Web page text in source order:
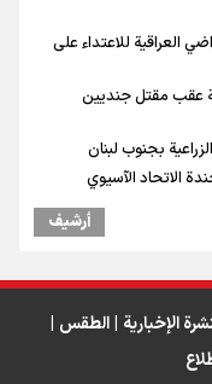
العراقية للاعتداء على
عقب مقتل جنديين
بجنوب لبنان
الاتحاد الآسيوي
أرشیف
الإخبارية الطقس